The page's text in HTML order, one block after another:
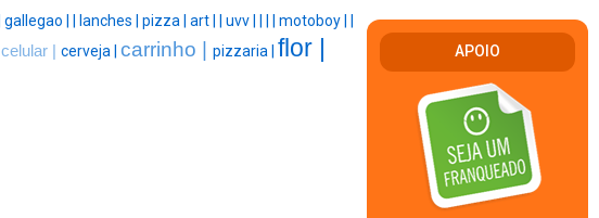
gallegao | lanches | pizza | art | uvv | motoboy |
celular | cerveja | carrinho | pizzaria | flor | APOIO